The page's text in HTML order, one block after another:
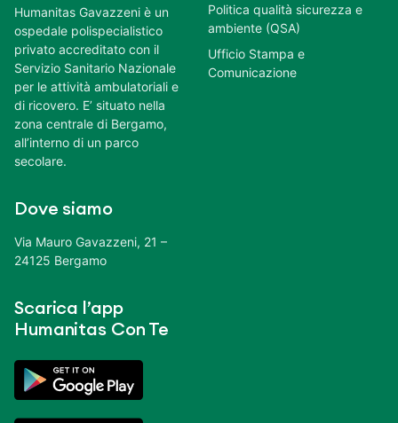
Humanitas Gavazzeni è un
ospedale polispecialistico
privato accreditato con il
Servizio Sanitario Nazionale
per le attività ambulatoriali e
di ricovero. E’ situato nella
zona centrale di Bergamo,
all’interno di un parco
secolare.
Dove siamo
Via Mauro Gavazzeni, 21 –
24125 Bergamo
Scarica l’app
Humanitas Con Te
Politica qualità sicurezza e
ambiente (QSA)
Ufficio Stampa e
Comunicazione